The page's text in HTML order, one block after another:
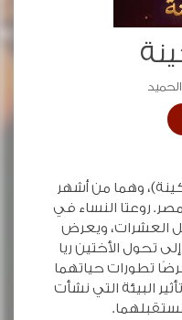
وهما من أشهر
روعتا النساء في
العشرات، ويعرض
تحول الأختين ريا
تطورات حياتهما
البيئة التي نشأت